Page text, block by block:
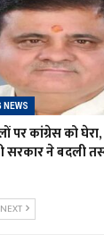
NEWS
पर कांग्रेस को घेरा,
सरकार ने बदली
NEXT